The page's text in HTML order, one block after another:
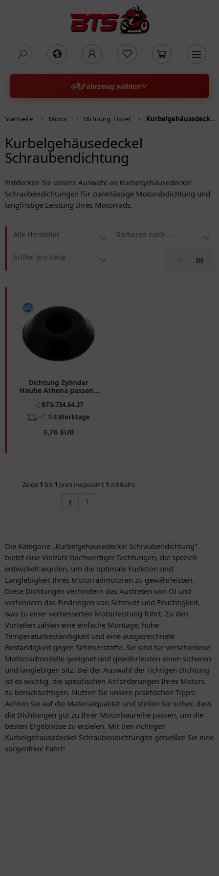
Fahrzeug wählen
Startseite Motor Dichtung, Einzel Kurbelgehäusedeckel Schraubendichtung
Kurbelgehäusedeckel
Schraubendichtung
Entdecken Sie unsere Auswahl an Kurbelgehäusedeckel
Schraubendichtungen für zuverlässige Motorabdichtung und
langfristige Leistung Ihres Motorrads.
Alle Hersteller Sortieren nach ...
Artikel pro Seite
Dichtung Zylinder
Haube Athena passend
BTS-734.64.27
✅ 1-3 Werktage
3,76 EUR
Zeige 1 bis 1 (von insgesamt 1 Artikeln)
1
Die Kategorie „Kurbelgehäusedeckel Schraubendichtung“
bietet eine Vielzahl hochwertiger Dichtungen, die speziell
entwickelt wurden, um die optimale Funktion und
Langlebigkeit Ihres Motorradmotoren zu gewährleisten.
Diese Dichtungen verhindern das Austreten von Öl und
verhindern das Eindringen von Schmutz und Feuchtigkeit,
was zu einer verbesserten Motorleistung führt. Zu den
Vorteilen zählen eine einfache Montage, hohe
Temperaturbeständigkeit und eine ausgezeichnete
Beständigkeit gegen Schmierstoffe. Sie sind für verschiedene
Motorradmodelle geeignet und gewährleisten einen sicheren
und langlebigen Sitz. Bei der Auswahl der richtigen Dichtung
ist es wichtig, die spezifischen Anforderungen Ihres Motors
zu berücksichtigen. Nutzen Sie unsere praktischen Tipps:
Achten Sie auf die Materialqualität und stellen Sie sicher, dass
die Dichtungen gut zu Ihrer Motorbaureihe passen, um die
besten Ergebnisse zu erzielen. Mit den richtigen
Kurbelgehäusedeckel Schraubendichtungen genießen Sie eine
sorgenfreie Fahrt!